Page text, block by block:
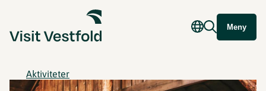
Meny
Aktiviteter